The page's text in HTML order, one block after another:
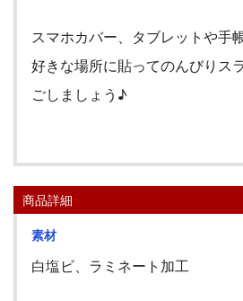
スマホカバー、タブレットや手
好きな場所に貼ってのんびりス
ごしましょう♪
商品詳細
素材
白塩ビ、ラミネート加工